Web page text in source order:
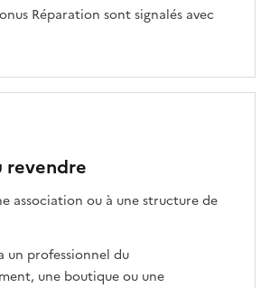
Réparation sont signalés avec
revendre
association ou à une structure de
un professionnel du
une boutique ou une